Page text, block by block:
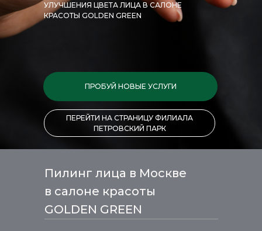
УЛУЧШЕНИЯ ЦВЕТА ЛИЦА В САЛОНЕ
КРАСОТЫ GOLDEN GREEN
ПРОБУЙ НОВЫЕ УСЛУГИ
ПЕРЕЙТИ НА СТРАНИЦУ ФИЛИАЛА
ПЕТРОВСКИЙ ПАРК
Пилинг лица в Москве
в салоне красоты
GOLDEN GREEN